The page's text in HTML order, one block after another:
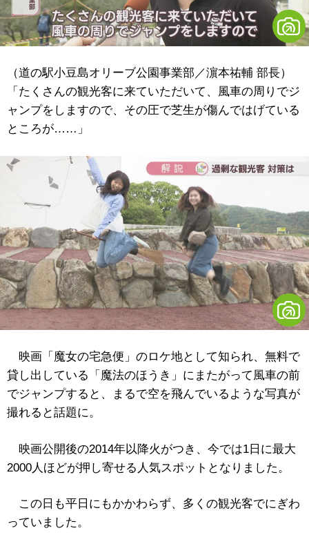
（道の駅小豆島オリーブ公園事業部／濵本祐輔 部長）
「たくさんの観光客に来ていただいて、風車の周りでジ
ャンプをしますので、その圧で芝生が傷んではげている
ところが……」
映画「魔女の宅急便」のロケ地として知られ、無料で
貸し出している「魔法のほうき」にまたがって風車の前
でジャンプすると、まるで空を飛んでいるような写真が
撮れると話題に。
映画公開後の2014年以降火がつき、今では1日に最大
2000人ほどが押し寄せる人気スポットとなりました。
この日も平日にもかかわらず、多くの観光客でにぎわ
っていました。